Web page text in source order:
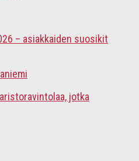
– asiakkaiden suosikit
jotka